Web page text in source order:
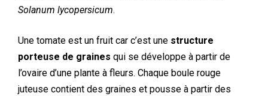
Solanum lycopersicum.
Une tomate est un fruit car c’est une structure
porteuse de graines qui se développe à partir de
l’ovaire d’une plante à fleurs. Chaque boule rouge
juteuse contient des graines et pousse à partir des